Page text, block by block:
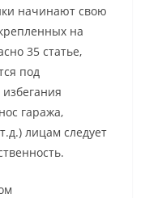
начинают свою
на
35 статье,
под
гаража,
лицам следует